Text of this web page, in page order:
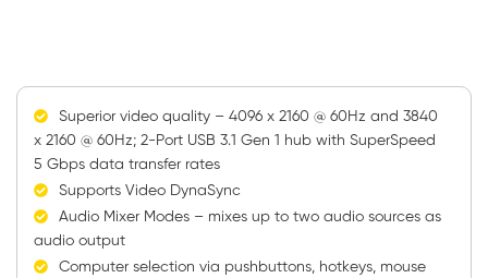
Superior video quality – 4096 x 2160 @ 60Hz and 3840
x 2160 @ 60Hz; 2-Port USB 3.1 Gen 1 hub with SuperSpeed
5 Gbps data transfer rates
Supports Video DynaSync
Audio Mixer Modes – mixes up to two audio sources as
audio output
Computer selection via pushbuttons, hotkeys, mouse